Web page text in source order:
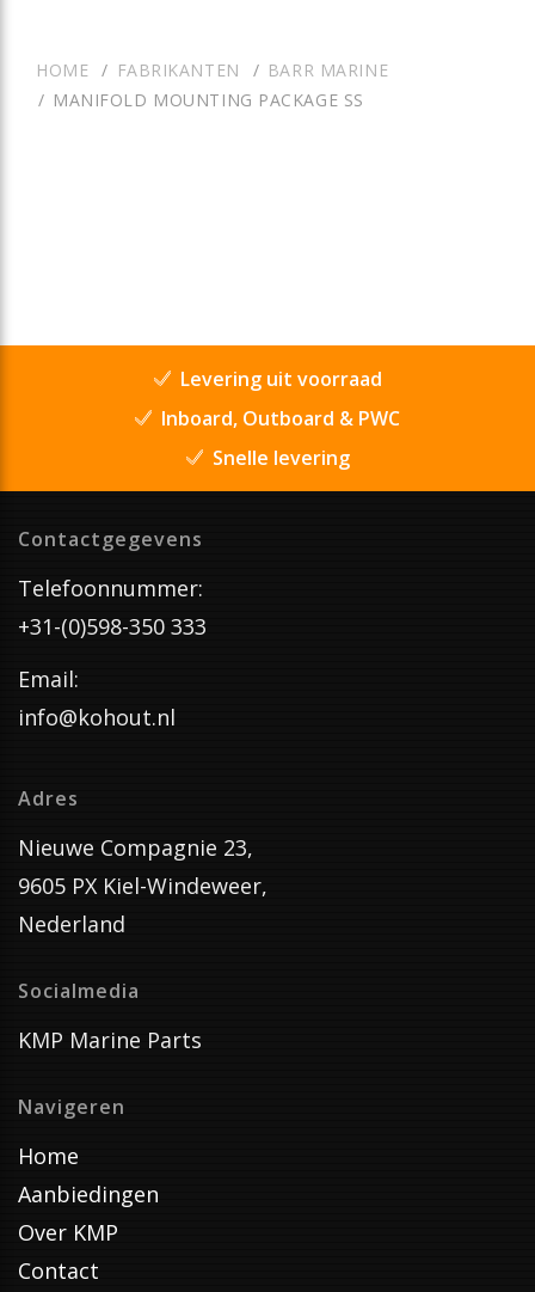
HOME FABRIKANTEN
BARR MARINE
MANIFOLD MOUNTING PACKAGE SS
Levering uit voorraad
Inboard, Outboard & PWC
Snelle levering
Contactgegevens
Telefoonnummer:
+31-(0)598-350 333
Email:
info@kohout.nl
Adres
Nieuwe Compagnie 23,
9605 PX Kiel-Windeweer,
Nederland
Socialmedia
KMP Marine Parts
Navigeren
Home
Aanbiedingen
Over KMP
Contact